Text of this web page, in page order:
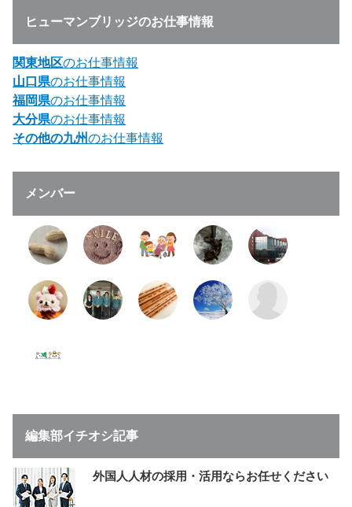
ヒューマンブリッジのお仕事情報
関東地区のお仕事情報
山口県のお仕事情報
福岡県のお仕事情報
大分県のお仕事情報
その他の九州のお仕事情報
メンバー
編集部イチオシ記事
外国人人材の採用・活用ならお任せください